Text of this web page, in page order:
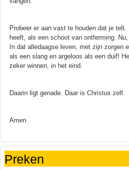
Probeer er aan vast te houden dat je
heeft, als een schoot van ontferming.
In dat alledaagse leven, met zijn zorgen
als een slang en argeloos als een duif!
zeker winnen, in het eind.
Daarin ligt genade. Daar is Christus zelf.
Amen
Preken